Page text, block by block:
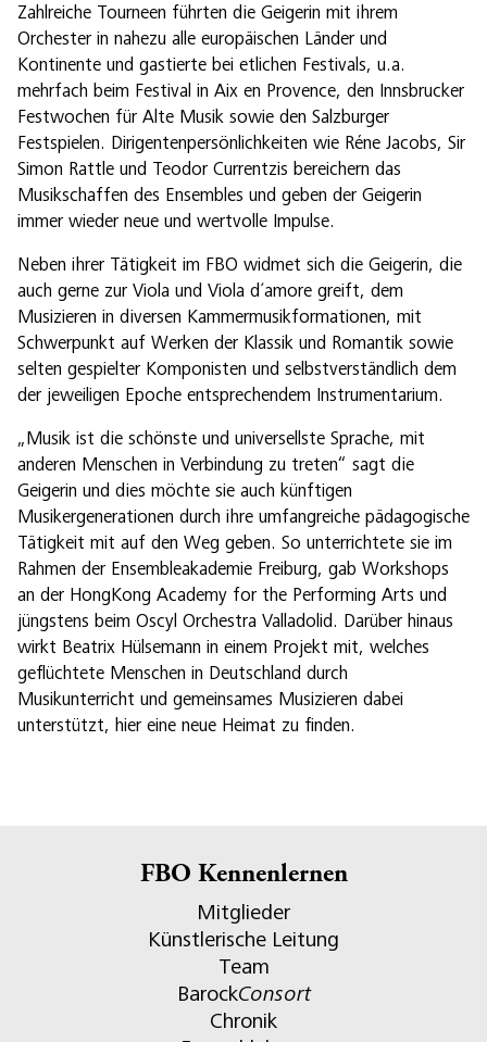
Zahlreiche Tourneen führten die Geigerin mit ihrem
Orchester in nahezu alle europäischen Länder und
Kontinente und gastierte bei etlichen Festivals, u.a.
mehrfach beim Festival in Aix en Provence, den Innsbrucker
Festwochen für Alte Musik sowie den Salzburger
Festspielen. Dirigentenpersönlichkeiten wie Réne Jacobs, Sir
Simon Rattle und Teodor Currentzis bereichern das
Musikschaffen des Ensembles und geben der Geigerin
immer wieder neue und wertvolle Impulse.
Neben ihrer Tätigkeit im FBO widmet sich die Geigerin, die
auch gerne zur Viola und Viola d´amore greift, dem
Musizieren in diversen Kammermusikformationen, mit
Schwerpunkt auf Werken der Klassik und Romantik sowie
selten gespielter Komponisten und selbstverständlich dem
der jeweiligen Epoche entsprechendem Instrumentarium.
„Musik ist die schönste und universellste Sprache, mit
anderen Menschen in Verbindung zu treten“ sagt die
Geigerin und dies möchte sie auch künftigen
Musikergenerationen durch ihre umfangreiche pädagogische
Tätigkeit mit auf den Weg geben. So unterrichtete sie im
Rahmen der Ensembleakademie Freiburg, gab Workshops
an der HongKong Academy for the Performing Arts und
jüngstens beim Oscyl Orchestra Valladolid. Darüber hinaus
wirkt Beatrix Hülsemann in einem Projekt mit, welches
geflüchtete Menschen in Deutschland durch
Musikunterricht und gemeinsames Musizieren dabei
unterstützt, hier eine neue Heimat zu finden.
FBO Kennenlernen
Mitglieder
Künstlerische Leitung
Team
BarockConsort
Chronik